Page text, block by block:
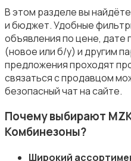
Свитеры и толстовки
В этом разделе вы
и бюджет. Удобные
объявления по цене, дате
(новое или б/у) и другим
предложения проходят
связаться с продавцом
безопасный чат на сайте.
Почему выбирают
Комбинезоны?
Широкий